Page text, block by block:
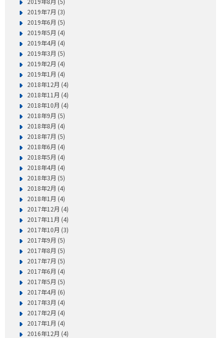
2019年7月 (3)
2019年6月 (5)
2019年5月 (4)
2019年4月 (4)
2019年3月 (5)
2019年2月 (4)
2019年1月 (4)
2018年12月 (4)
2018年11月 (4)
2018年10月 (4)
2018年9月 (5)
2018年8月 (4)
2018年7月 (5)
2018年6月 (4)
2018年5月 (4)
2018年4月 (4)
2018年3月 (5)
2018年2月 (4)
2018年1月 (4)
2017年12月 (4)
2017年11月 (4)
2017年10月 (3)
2017年9月 (5)
2017年8月 (5)
2017年7月 (5)
2017年6月 (4)
2017年5月 (5)
2017年4月 (6)
2017年3月 (4)
2017年2月 (4)
2017年1月 (4)
2016年12月 (4)